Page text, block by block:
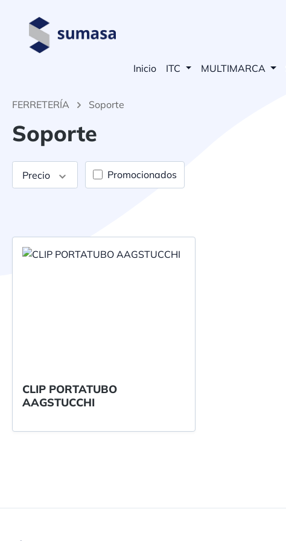
Inicio ITC MULTIMARCA
FERRETERÍA Soporte
Soporte
Precio Promocionados
CLIP PORTATUBO
AAGSTUCCHI